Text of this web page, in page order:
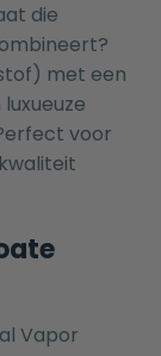
die
met een
voor
Vapor